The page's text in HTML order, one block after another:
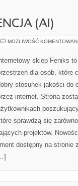
(AI)
MOŻLIWOŚĆ
sklep Feniks
dla osób, które
stosunek jakości do
internet. Strona
sprawdzą się
projektów.
dostępny na stronie